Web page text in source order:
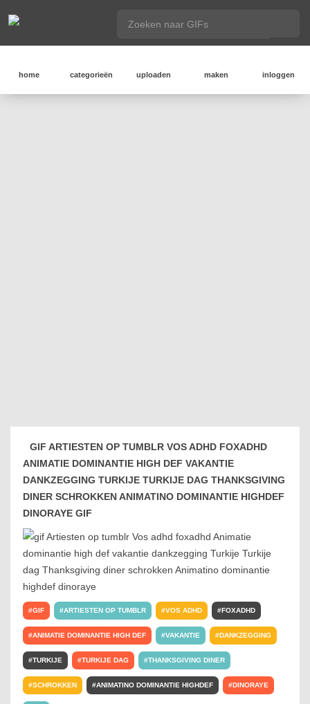
home categorieën uploaden maken inloggen
GIF ARTIESTEN OP TUMBLR VOS ADHD FOXADHD
ANIMATIE DOMINANTIE HIGH DEF VAKANTIE
DANKZEGGING TURKIJE TURKIJE DAG THANKSGIVING
DINER SCHROKKEN ANIMATINO DOMINANTIE HIGHDEF
DINORAYE GIF
GIF ARTIESTEN OP TUMBLR VOS ADHD FOXADHD
ANIMATIE DOMINANTIE HIGH DEF VAKANTIE DANKZEGGING
TURKIJE TURKIJE DAG THANKSGIVING DINER
SCHROKKEN ANIMATINO DOMINANTIE HIGHDEF DINORAYE